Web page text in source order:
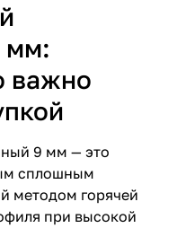
мм:
важно
9 мм — это
сплошным
методом горячей
при высокой